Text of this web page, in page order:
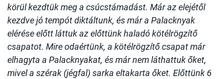
körül kezdtük meg a csúcstámadást. Már az elejétől
kezdve jó tempót diktáltunk, és már a Palacknyak
elérése előtt láttuk az előttünk haladó kötélrögzítő
csapatot. Mire odaértünk, a kötélrögzítő csapat már
elhagyta a Palacknyakat, és már nem láthattuk őket,
mivel a szérak (jégfal) sarka eltakarta őket. Előttünk 6